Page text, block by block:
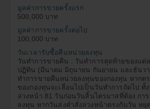
ขอสงวนสิทธิที่จะไม่รับผิดชอบต่อความเสี
เกิดขึ้นกับข้อมูล หรือระบบสื่อสารของผู้เข้า
ลงทุน อันเนื่องมาจากการเข้ามาใช้เว็บไซ
17.
ต่างๆ ที่สมาคมบริษัทจัดการลงทุนกำหนด
เผยการลงทุนดังกล่าวให้บริษัทจัดการ เพื่
จะสามารถกำกับและดูแลการซื้อขายหลัก
พนักงานได้
18. ผู้ลงทุนสามารถตรวจดูแนวทางในการใช้
และการใช้สิทธิออกเสียงได้ที่
มูลค่าการขายครั้งแรก
500,000 บาท
มูลค่าการขายครั้งต่อไป
100,000 บาท
วันเวลารับซื้อคืนหน่วยลงทุน
วันทำการขายคืน : วันทำการสุดท้ายของแต่
ปฏิทิน (มีนาคม มิถุนายน กันยายน และธันว
ทำการขายคืนหน่วยลงทุนของกองทุน หากต
ของกองทุนจะเลื่อนไปเป็นวันทำการถัดไป ทั้
ล่วงหน้า 81 วันก่อนวันสิ้นไตรมาสที่ต้อง กา
ลงทุน หากวันส่งคำสั่งล่วงหน้าตรงกับวัน หยุ